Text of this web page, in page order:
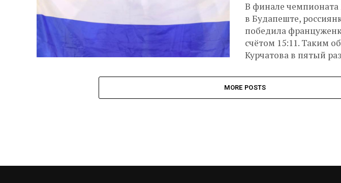
В финале
в Будапеште,
победила
счётом 15:11. Таким
Курчатова в пятый
MORE POSTS